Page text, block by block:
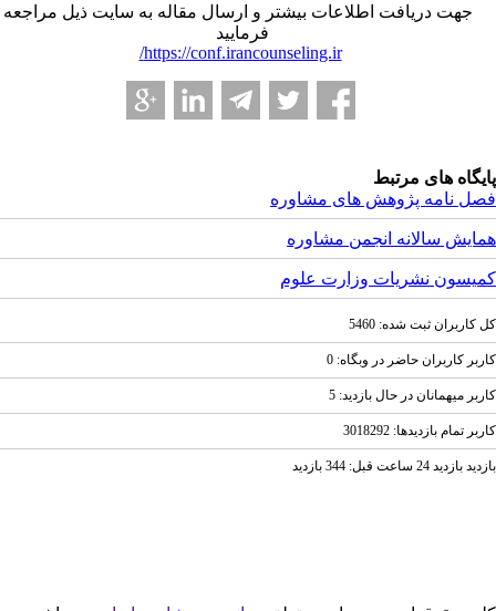
جهت دریافت اطلاعات بیشتر و ارسال مقاله به سایت ذیل مراجعه
فرمایید
https://conf.irancounseling.ir/
های مرتبط
نامه پژوهش های مشاوره
سالانه انجمن مشاوره
نشریات وزارت علوم
ثبت شده: 5460
کاربران حاضر در وبگاه: 0
ميهمانان در حال بازديد: 5
تمام بازديد‌ها: 3018292
24 ساعت قبل: 344 بازدید